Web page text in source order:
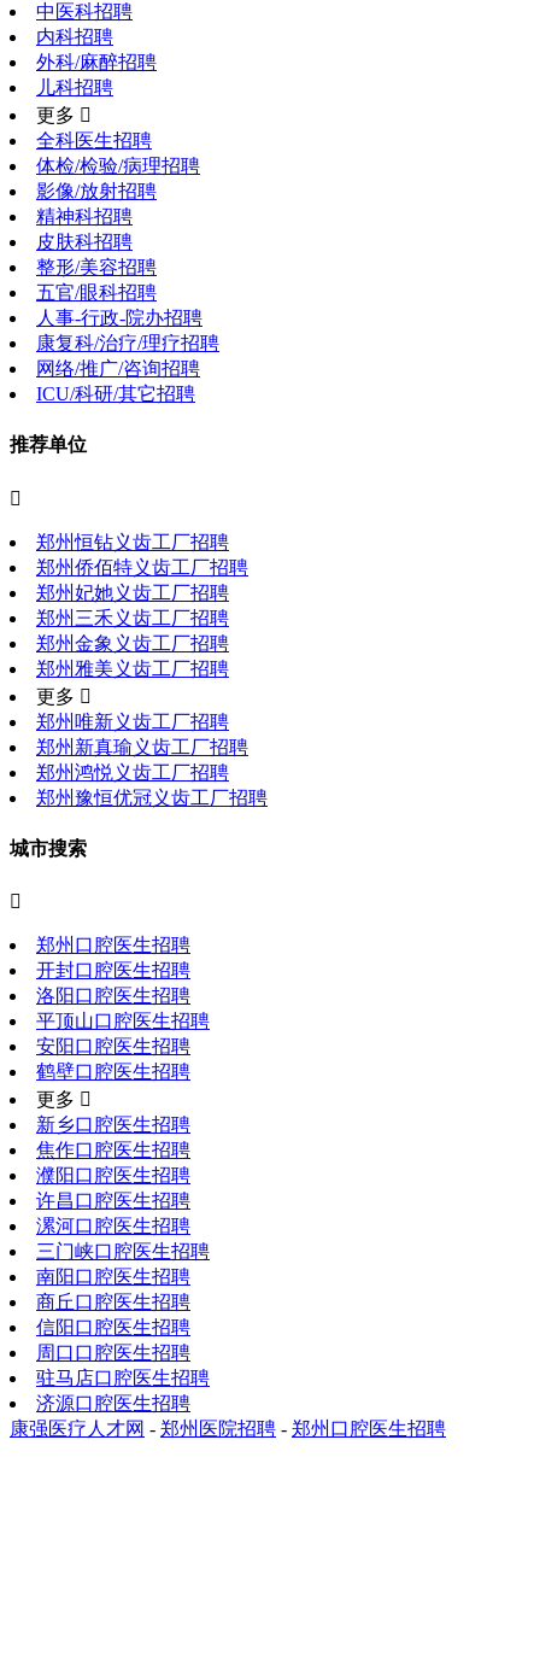
中医科招聘
内科招聘
外科/麻醉招聘
儿科招聘
更多 
全科医生招聘
体检/检验/病理招聘
影像/放射招聘
精神科招聘
皮肤科招聘
整形/美容招聘
五官/眼科招聘
人事-行政-院办招聘
康复科/治疗/理疗招聘
网络/推广/咨询招聘
ICU/科研/其它招聘
推荐单位

郑州恒钻义齿工厂招聘
郑州侨佰特义齿工厂招聘
郑州妃她义齿工厂招聘
郑州三禾义齿工厂招聘
郑州金象义齿工厂招聘
郑州雅美义齿工厂招聘
更多 
郑州唯新义齿工厂招聘
郑州新真瑜义齿工厂招聘
郑州鸿悦义齿工厂招聘
郑州豫恒优冠义齿工厂招聘
城市搜索

郑州口腔医生招聘
开封口腔医生招聘
洛阳口腔医生招聘
平顶山口腔医生招聘
安阳口腔医生招聘
鹤壁口腔医生招聘
更多 
新乡口腔医生招聘
焦作口腔医生招聘
濮阳口腔医生招聘
许昌口腔医生招聘
漯河口腔医生招聘
三门峡口腔医生招聘
南阳口腔医生招聘
商丘口腔医生招聘
信阳口腔医生招聘
周口口腔医生招聘
驻马店口腔医生招聘
济源口腔医生招聘
康强医疗人才网 - 郑州医院招聘 - 郑州口腔医生招聘